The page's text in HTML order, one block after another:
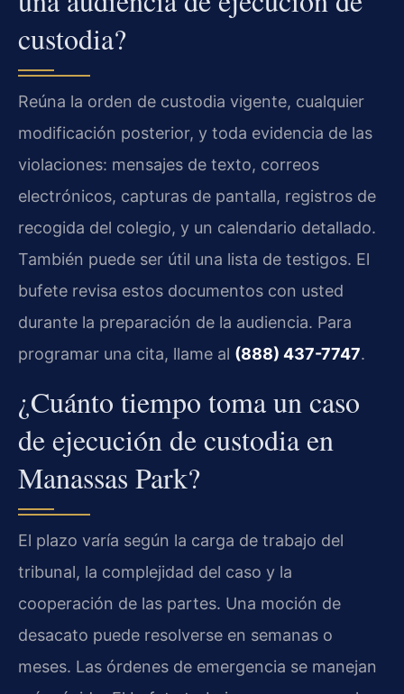
custodia?
Reúna la orden de custodia vigente, cualquier
modificación posterior, y toda evidencia de las
violaciones: mensajes de texto, correos
electrónicos, capturas de pantalla, registros de
recogida del colegio, y un calendario detallado.
También puede ser útil una lista de testigos. El
bufete revisa estos documentos con usted
durante la preparación de la audiencia. Para
programar una cita, llame al (888) 437-7747.
¿Cuánto tiempo toma un caso
de ejecución de custodia en
Manassas Park?
El plazo varía según la carga de trabajo del
tribunal, la complejidad del caso y la
cooperación de las partes. Una moción de
desacato puede resolverse en semanas o
meses. Las órdenes de emergencia se manejan